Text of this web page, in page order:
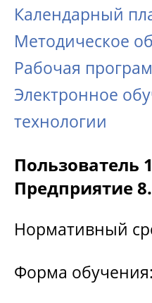
Календарный
Методическое
Рабочая
Электронное
технологии
Пользователь
Предприятие
Нормативный
Форма